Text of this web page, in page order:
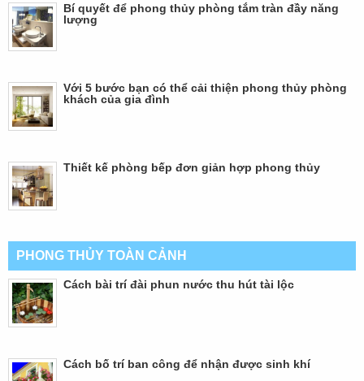
Bí quyết để phong thủy phòng tắm tràn đầy năng
lượng
Với 5 bước bạn có thể cải thiện phong thủy phòng
khách của gia đình
Thiết kế phòng bếp đơn giản hợp phong thủy
PHONG THỦY TOÀN CẢNH
Cách bài trí đài phun nước thu hút tài lộc
Cách bố trí ban công để nhận được sinh khí